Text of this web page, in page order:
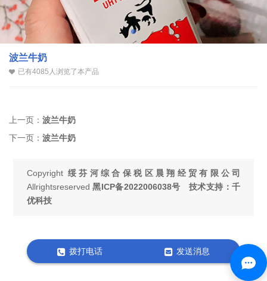
波兰牛奶
已有4085人浏览了本产品
上一页： 波兰牛奶
下一页： 波兰牛奶
Copyright绥芬河综合保税区晨翔经贸有限公司
Allrightsreserved黑ICP备2022006038号
技术支持：千
优科技
拨打电话 发送消息